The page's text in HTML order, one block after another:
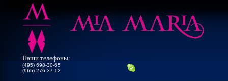
Наши телефоны:
(495) 698-30-65
(965) 276-37-12